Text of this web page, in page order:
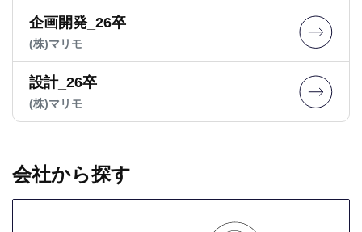
企画開発_26卒
(株)マリモ
設計_26卒
(株)マリモ
会社から探す